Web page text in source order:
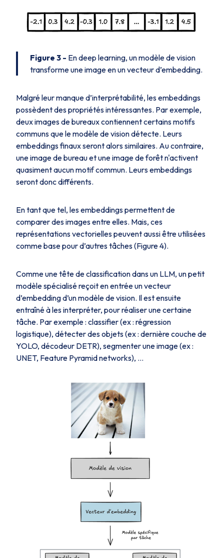
Figure 3 - En deep learning, un modèle de vision
transforme une image en un vecteur d’embedding.
Malgré leur manque d’interprétabilité, les embeddings
possèdent des propriétés intéressantes. Par exemple,
deux images de bureaux contiennent certains motifs
communs que le modèle de vision détecte. Leurs
embeddings finaux seront alors similaires. Au contraire,
une image de bureau et une image de forêt n'activent
quasiment aucun motif commun. Leurs embeddings
seront donc différents.
En tant que tel, les embeddings permettent de
comparer des images entre elles. Mais, ces
représentations vectorielles peuvent aussi être utilisées
comme base pour d’autres tâches (Figure 4).
Comme une tête de classification dans un LLM, un petit
modèle spécialisé reçoit en entrée un vecteur
d’embedding d’un modèle de vision. Il est ensuite
entraîné à les interpréter, pour réaliser une certaine
tâche. Par exemple : classifier (ex : régression
logistique), détecter des objets (ex : dernière couche de
YOLO, décodeur DETR), segmenter une image (ex :
UNET, Feature Pyramid networks), …